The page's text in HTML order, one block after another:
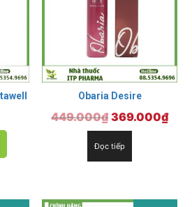
Obaria Desire
449.000₫ Giá
gốc
là:
449.000₫.
369.000₫Giá
Đọc tiếp